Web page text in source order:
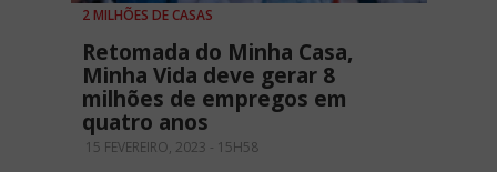
2 MILHÕES DE CASAS
Retomada do Minha Casa,
Minha Vida deve gerar 8
milhões de empregos em
quatro anos
15 FEVEREIRO, 2023 - 15H58